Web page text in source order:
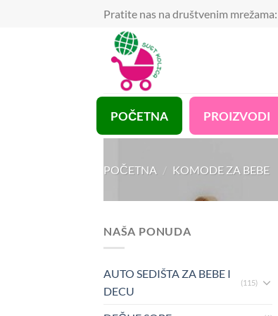
Pratite nas na društvenim mrežama:
POČETNA PROIZVODI
POČETNA / KOMODE ZA BEBE
NAŠA PONUDA
AUTO SEDIŠTA ZA BEBE I
DECU
(115)